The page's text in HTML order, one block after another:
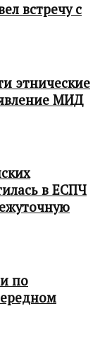
встречу с
этнические
МИД
в ЕСПЧ
по